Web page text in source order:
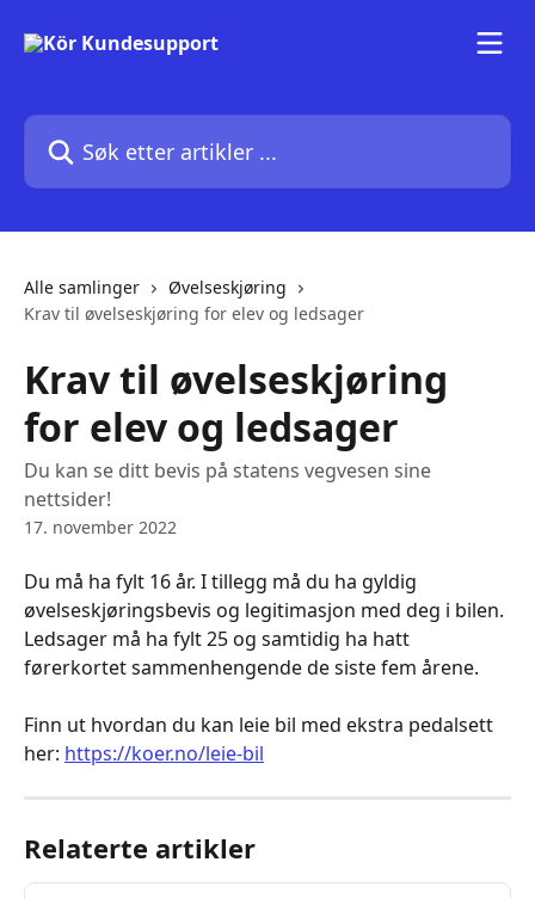
Søk etter artikler ...
Alle samlinger
Øvelseskjøring
Krav til øvelseskjøring for elev og ledsager
Krav til øvelseskjøring
for elev og ledsager
Du kan se ditt bevis på statens vegvesen sine
nettsider!
17. november 2022
Du må ha fylt 16 år. I tillegg må du ha gyldig
øvelseskjøringsbevis og legitimasjon med deg i bilen.
Ledsager må ha fylt 25 og samtidig ha hatt
førerkortet sammenhengende de siste fem årene.
Finn ut hvordan du kan leie bil med ekstra pedalsett
her: https://koer.no/leie-bil
Relaterte artikler